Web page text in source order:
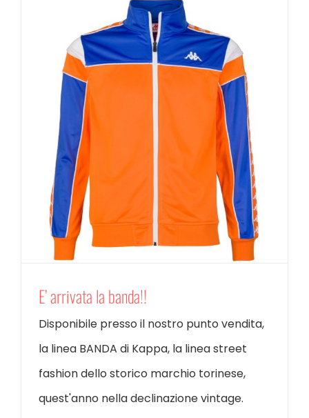
E’ arrivata la banda!!
Disponibile presso il nostro punto vendita,
la linea BANDA di Kappa, la linea street
fashion dello storico marchio torinese,
quest'anno nella declinazione vintage.